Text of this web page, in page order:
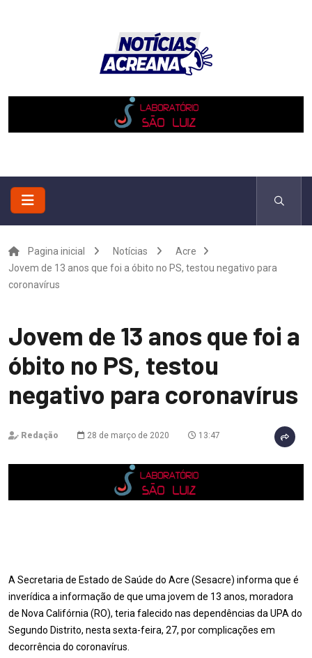
Pagina inicial Notícias
Acre
Jovem de 13 anos que foi a óbito no PS, testou negativo para
coronavírus
Jovem de 13 anos que foi a
óbito no PS, testou
negativo para coronavírus
Redação 28 de março de 2020 13:47
A Secretaria de Estado de Saúde do Acre (Sesacre) informa que é
inverídica a informação de que uma jovem de 13 anos, moradora
de Nova Califórnia (RO), teria falecido nas dependências da UPA do
Segundo Distrito, nesta sexta-feira, 27, por complicações em
decorrência do coronavírus.